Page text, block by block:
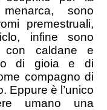
sono
premestruali,
infine sono
con caldane e
di gioia e di
compagno di
Eppure è l’unico
umano una